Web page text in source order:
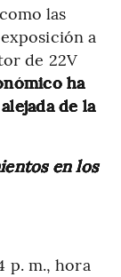
las
a
de 22V
ha
de la
en los
p. m., hora